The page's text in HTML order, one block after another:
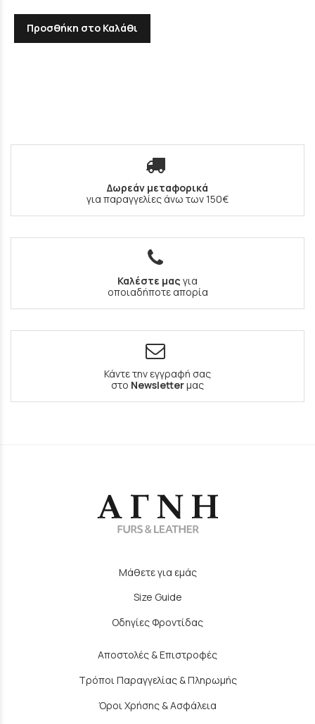
Προσθήκη στο Καλάθι
Δωρεάν μεταφορικά
για παραγγελίες άνω των 150€
Καλέστε μας για
οποιαδήποτε απορία
Κάντε την εγγραφή σας
στο Newsletterμας
Μάθετε για εμάς
Size Guide
Οδηγίες Φροντίδας
Αποστολές & Επιστροφές
Τρόποι Παραγγελίας & Πληρωμής
Όροι Χρήσης & Ασφάλεια